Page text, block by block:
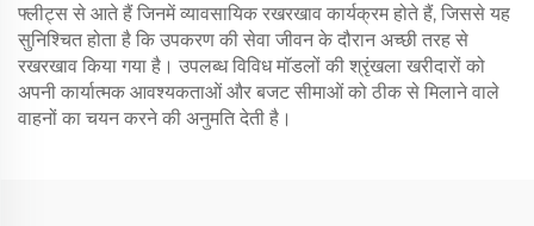
फ्लीट्स से आते हैं जिनमें व्यावसायिक रखरखाव कार्यक्रम होते हैं, जिससे यह
सुनिश्चित होता है कि उपकरण की सेवा जीवन के दौरान अच्छी तरह से
रखरखाव किया गया है। उपलब्ध विविध मॉडलों की श्रृंखला खरीदारों को
अपनी कार्यात्मक आवश्यकताओं और बजट सीमाओं को ठीक से मिलाने वाले
वाहनों का चयन करने की अनुमति देती है।